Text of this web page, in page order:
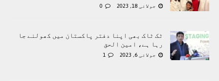
جولائی 18, 2023 0
ٹک ٹاک بھی اپنا دفتر پاکستان میں کھولنے جا
رہا ہے، امین الحق
جولائی 6, 2023 1